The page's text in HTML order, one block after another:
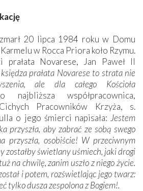
20 lipca 1984 roku w Domu
w Rocca Priora koło Rzymu.
Novarese, Jan Paweł II
prałata Novarese to strata nie
ale dla całego Kościoła
najbliższa współpracownica,
Cichych Pracowników Krzyża, s.
o jego śmierci napisała: Jestem
przyszła, aby zabrać ze sobą swego
przyszła, osobiście! W przeciwnym
zostałby świetlany uśmiech, jaki drogi
na chwilę, zanim uszło z niego życie.
i potem, rozświetlając jego twarz:
tylko dusza zespolona z Bogiem!.